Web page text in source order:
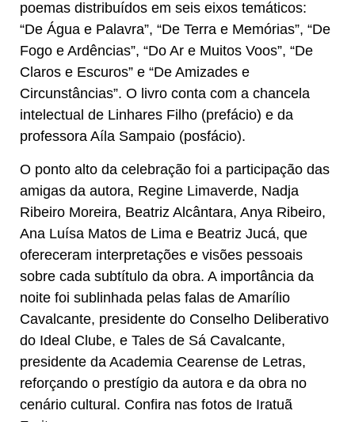
poemas distribuídos em seis eixos temáticos:
“De Água e Palavra”, “De Terra e Memórias”, “De
Fogo e Ardências”, “Do Ar e Muitos Voos”, “De
Claros e Escuros” e “De Amizades e
Circunstâncias”. O livro conta com a chancela
intelectual de Linhares Filho (prefácio) e da
professora Aíla Sampaio (posfácio).
O ponto alto da celebração foi a participação das
amigas da autora, Regine Limaverde, Nadja
Ribeiro Moreira, Beatriz Alcântara, Anya Ribeiro,
Ana Luísa Matos de Lima e Beatriz Jucá, que
ofereceram interpretações e visões pessoais
sobre cada subtítulo da obra. A importância da
noite foi sublinhada pelas falas de Amarílio
Cavalcante, presidente do Conselho Deliberativo
do Ideal Clube, e Tales de Sá Cavalcante,
presidente da Academia Cearense de Letras,
reforçando o prestígio da autora e da obra no
cenário cultural. Confira nas fotos de Iratuã